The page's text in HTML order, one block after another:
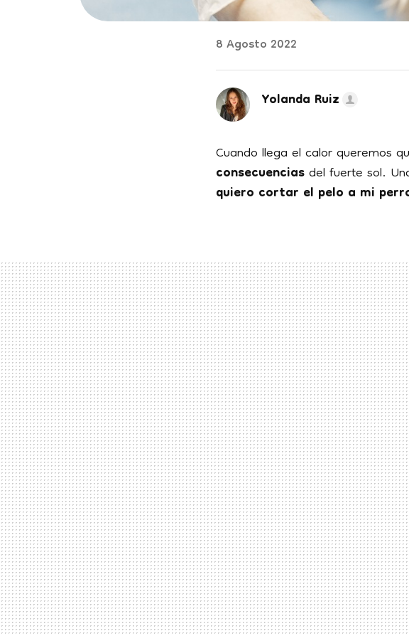
8 Agosto 2022
Yolanda Ruiz
Cuando llega el calor queremos
consecuenciasdel fuerte sol.
quiero cortar el pelo a mi